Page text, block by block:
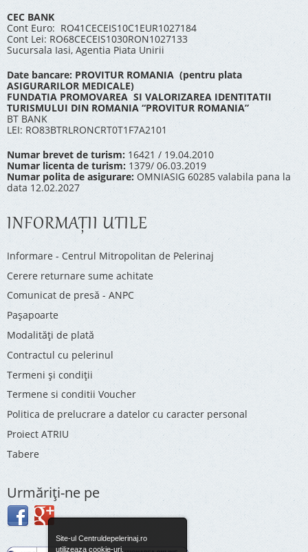
Site-ul Centruldepelerinaj.ro
utilizeaza cookie-uri.
CEC BANK
Cont Euro: RO41CECEIS10C1EUR1027184
Cont Lei: RO68CECEIS1030RON1027133
Sucursala Iasi, Agentia Piata Unirii
Date bancare: PROVITUR ROMANIA (pentru plata
ASIGURARILOR MEDICALE)
FUNDATIA PROMOVAREA SI VALORIZAREA IDENTITATII
TURISMULUI DIN ROMANIA “PROVITUR ROMANIA”
BT BANK
LEI: RO83BTRLRONCRT0T1F7A2101
Numar brevet de turism: 16421 / 19.04.2010
Numar licenta de turism: 1379/ 06.03.2019
Numar polita de asigurare: OMNIASIG 60285 valabila pana la
data 12.02.2027
INFORMAŢII UTILE
Informare - Centrul Mitropolitan de Pelerinaj
Cerere returnare sume achitate
Comunicat de presă - ANPC
Pașapoarte
Modalități de plată
Contractul cu pelerinul
Termeni și condiții
Termene si conditii Voucher
Politica de prelucrare a datelor cu caracter personal
Proiect ATRIU
Tabere
Urmăriţi-ne pe